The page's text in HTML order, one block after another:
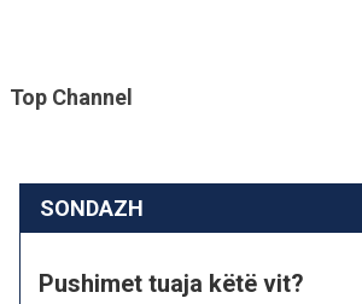
Top Channel
SONDAZH
Pushimet tuaja këtë vit?